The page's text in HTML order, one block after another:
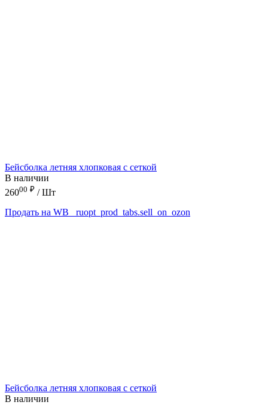
Бейсболка летняя хлопковая с сеткой
В наличии
26000 ₽ / Шт
Продать на WB
_ruopt_prod_tabs.sell_on_ozon
Бейсболка летняя хлопковая с сеткой
В наличии